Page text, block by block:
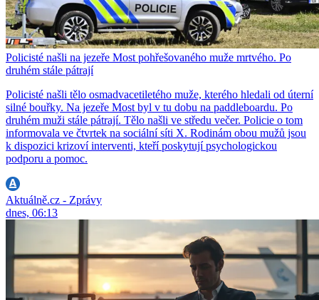
Policisté našli na jezeře Most pohřešovaného muže mrtvého. Po
druhém stále pátrají
Policisté našli tělo osmadvacetiletého muže, kterého hledali od úterní
silné bouřky. Na jezeře Most byl v tu dobu na paddleboardu. Po
druhém muži stále pátrají. Tělo našli ve středu večer. Policie o tom
informovala ve čtvrtek na sociální síti X. Rodinám obou mužů jsou
k dispozici krizoví interventi, kteří poskytují psychologickou
podporu a pomoc.
Aktuálně.cz - Zprávy
dnes, 06:13